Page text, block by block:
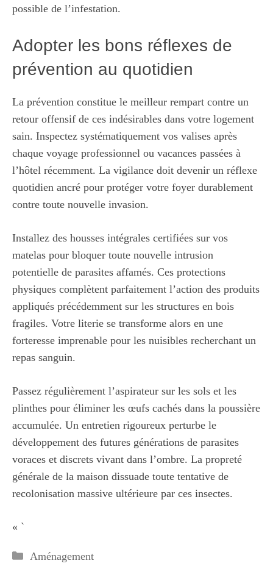
possible de l’infestation.
Adopter les bons réflexes de
prévention au quotidien
La prévention constitue le meilleur rempart contre un
retour offensif de ces indésirables dans votre logement
sain. Inspectez systématiquement vos valises après
chaque voyage professionnel ou vacances passées à
l’hôtel récemment. La vigilance doit devenir un réflexe
quotidien ancré pour protéger votre foyer durablement
contre toute nouvelle invasion.
Installez des housses intégrales certifiées sur vos
matelas pour bloquer toute nouvelle intrusion
potentielle de parasites affamés. Ces protections
physiques complètent parfaitement l’action des produits
appliqués précédemment sur les structures en bois
fragiles. Votre literie se transforme alors en une
forteresse imprenable pour les nuisibles recherchant un
repas sanguin.
Passez régulièrement l’aspirateur sur les sols et les
plinthes pour éliminer les œufs cachés dans la poussière
accumulée. Un entretien rigoureux perturbe le
développement des futures générations de parasites
voraces et discrets vivant dans l’ombre. La propreté
générale de la maison dissuade toute tentative de
recolonisation massive ultérieure par ces insectes.
« `
Catégories
Aménagement